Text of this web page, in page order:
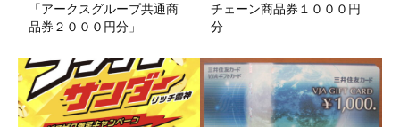
「アークスグループ共通商
品券２０００円分」
チェーン商品券１０００円
分